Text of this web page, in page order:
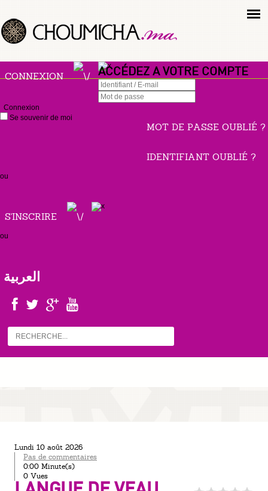
CONNEXION ACCÉDEZ A VOTRE COMPTE
Connexion
Se souvenir de moi
MOT DE PASSE OUBLIÉ ?
IDENTIFIANT OUBLIÉ ?
ou
S'INSCRIRE
ou
العربية
lundi 10 août 2026
Pas de commentaires
0:00 Minute(s)
0 Vues